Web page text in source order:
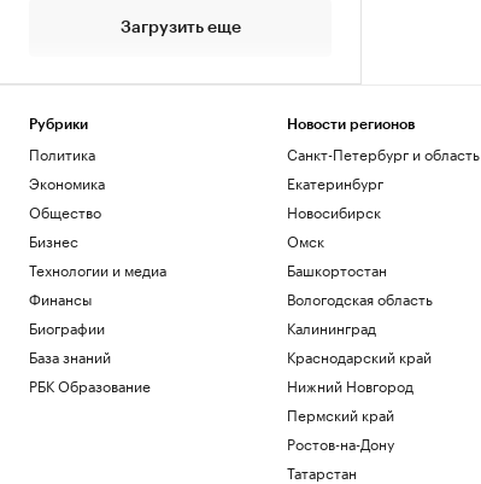
Загрузить еще
Рубрики
Политика
Экономика
Общество
Бизнес
Технологии и медиа
Финансы
Биографии
База знаний
РБК Образование
Новости регионов
Санкт-Петербург и область
Екатеринбург
Новосибирск
Омск
Башкортостан
Вологодская область
Калининград
Краснодарский край
Нижний Новгород
Пермский край
Ростов-на-Дону
Татарстан